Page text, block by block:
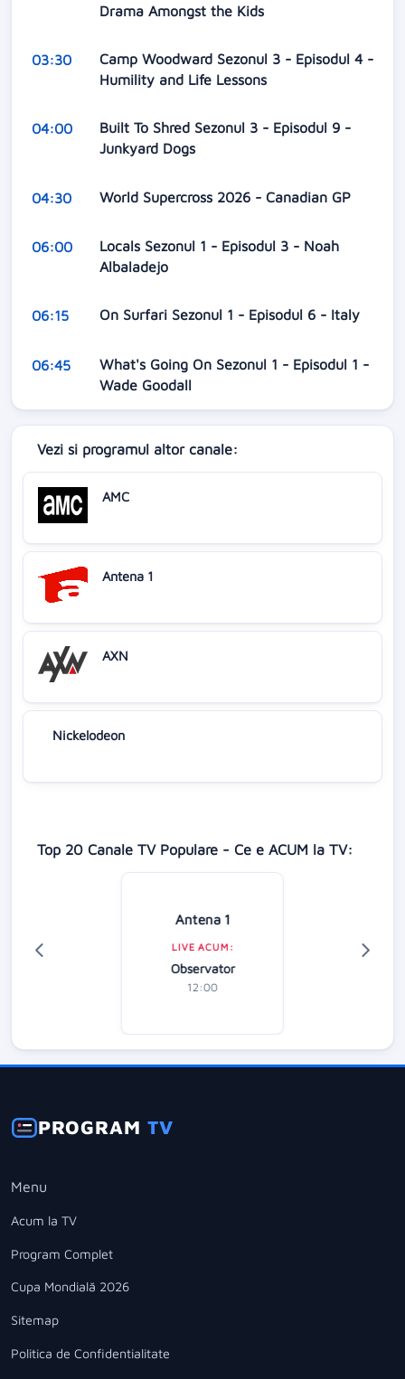
Drama Amongst the Kids
03:30
Camp Woodward Sezonul 3 - Episodul 4 -
Humility and Life Lessons
04:00
Built To Shred Sezonul 3 - Episodul 9 -
Junkyard Dogs
04:30 World Supercross 2026 - Canadian GP
06:00
Locals Sezonul 1 - Episodul 3 - Noah
Albaladejo
06:15 On Surfari Sezonul 1 - Episodul 6 - Italy
06:45
What's Going On Sezonul 1 - Episodul 1 -
Wade Goodall
Vezi si programul altor canale:
AMC
Antena 1
AXN
Nickelodeon
Top 20 Canale TV Populare - Ce e ACUM la TV:
Antena 1
LIVE ACUM:
Observator
12:00
PROGRAMTV
Menu
Acum la TV
Program Complet
Cupa Mondială 2026
Sitemap
Politica de Confidentialitate